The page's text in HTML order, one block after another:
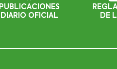
PUBLICACIONES
DIARIO OFICIAL
DE